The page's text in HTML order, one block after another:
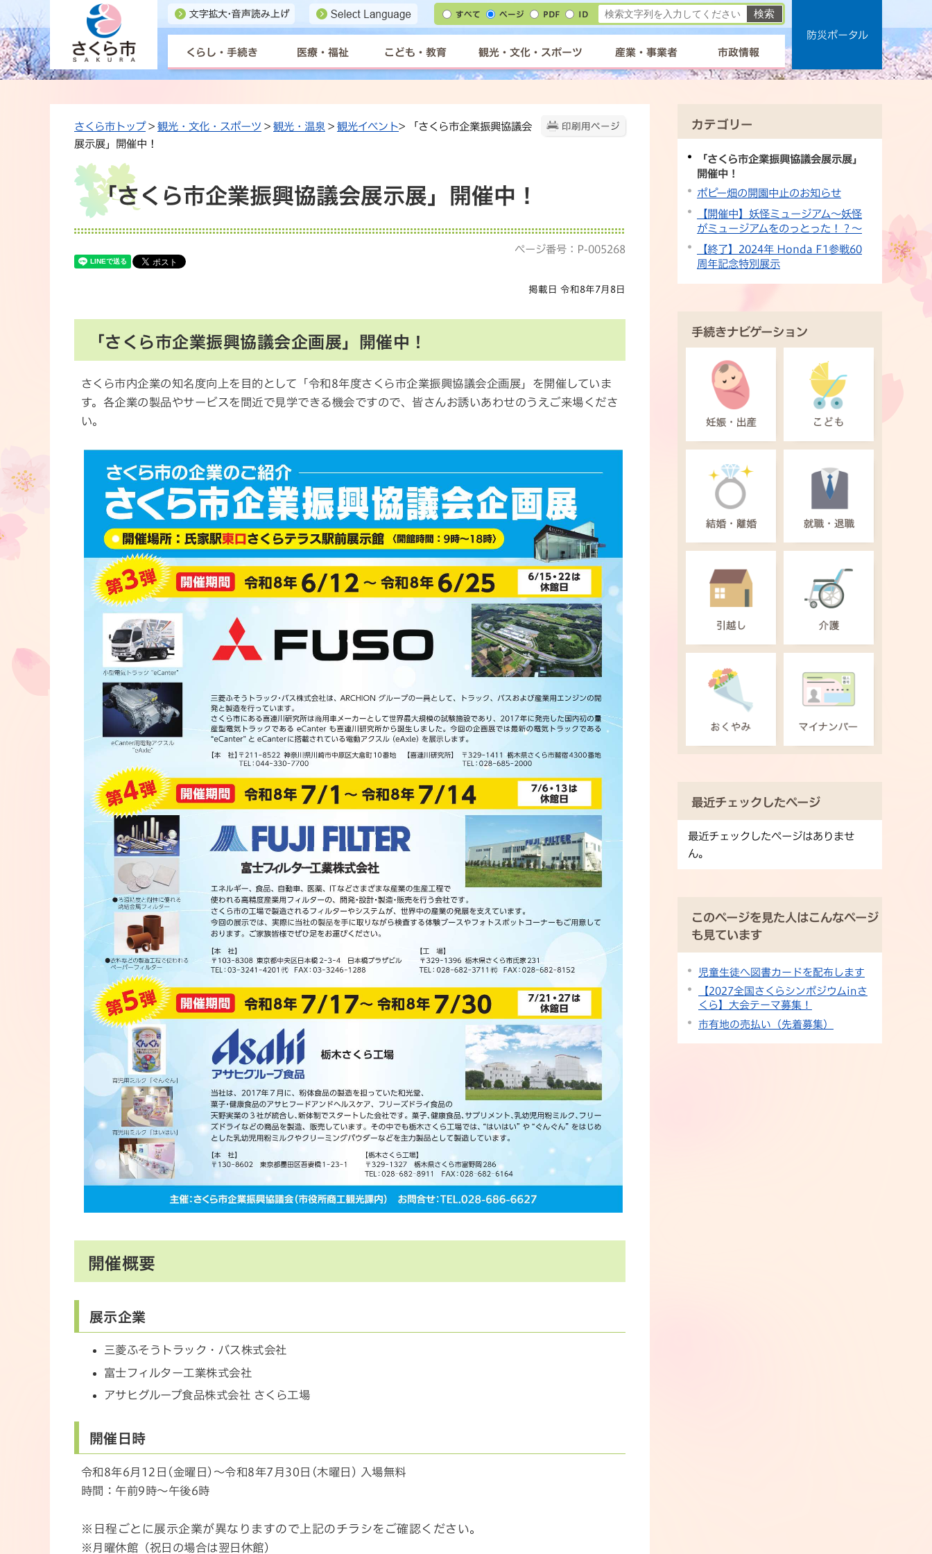
すべて ページ PDF ID
くらし・手続き 医療・福祉 こども・教育 観光・文化・スポーツ 産業・事業者 市政情報
防災ポータル
印刷用ページ
さくら市トップ> 観光・文化・スポーツ > 観光・温泉 > 観光イベント> 「さくら市企業振興協議会
展示展」開催中！
「さくら市企業振興協議会展示展」開催中！
ページ番号：P-005268
掲載日 令和8年7月8日
「さくら市企業振興協議会企画展」開催中！
さくら市内企業の知名度向上を目的として「令和8年度さくら市企業振興協議会企画展」を開催していま
す。各企業の製品やサービスを間近で見学できる機会ですので、皆さんお誘いあわせのうえご来場くださ
い。
開催概要
展示企業
三菱ふそうトラック・バス株式会社
富士フィルター工業株式会社
アサヒグループ食品株式会社 さくら工場
開催日時
令和8年6月12日(金曜日)～令和8年7月30日(木曜日) 入場無料
時間：午前9時～午後6時
※日程ごとに展示企業が異なりますので上記のチラシをご確認ください。
※月曜休館（祝日の場合は翌日休館）
カテゴリー
「さくら市企業振興協議会展示展」
開催中！
ポピー畑の開園中止のお知らせ
【開催中】妖怪ミュージアム～妖怪
がミュージアムをのっとった！？～
【終了】2024年 Honda F1参戦60
周年記念特別展示
手続きナビゲーション
最近チェックしたページ
最近チェックしたページはありませ
ん。
このページを見た人はこんなページ
も見ています
児童生徒へ図書カードを配布します
【2027全国さくらシンポジウムinさ
くら】大会テーマ募集！
市有地の売払い（先着募集）